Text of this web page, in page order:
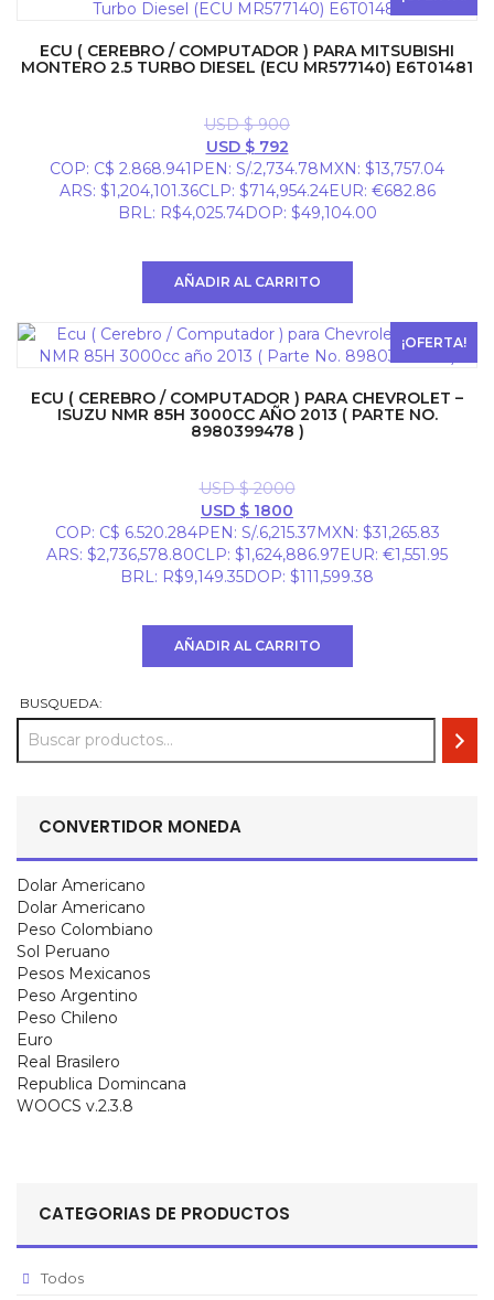
ECU ( CEREBRO / COMPUTADOR ) PARA MITSUBISHI
MONTERO 2.5 TURBO DIESEL (ECU MR577140) E6T01481
USD $900
El
precio
original
era:
USD $792El
precio
actual
es:
COP: C$ 2.868.941 PEN : S/.2,734.78 MXN : $13,757.04
ARS: $1,204,101.36CLP: $714,954.24EUR: €682.86
BRL: R$4,025.74DOP: $49,104.00
AÑADIR AL CARRITO
¡OFERTA!
ECU ( CEREBRO / COMPUTADOR ) PARA CHEVROLET –
ISUZU NMR 85H 3000CC AÑO 2013 ( PARTE NO.
8980399478 )
USD $2000
El
precio
original
era:
USD $ 1800
precio
actual
es:
COP: C$ 6.520.284PEN: S/.6,215.37MXN: $31,265.83
ARS: $2,736,578.80CLP: $1,624,886.97EUR: €1,551.95
BRL: R$9,149.35DOP: $111,599.38
AÑADIR AL CARRITO
BUSQUEDA:
CONVERTIDOR MONEDA
Dolar Americano
Dolar Americano
Peso Colombiano
Sol Peruano
Pesos Mexicanos
Peso Argentino
Peso Chileno
Euro
Real Brasilero
Republica Domincana
WOOCS v.2.3.8
CATEGORIAS DE PRODUCTOS
Todos